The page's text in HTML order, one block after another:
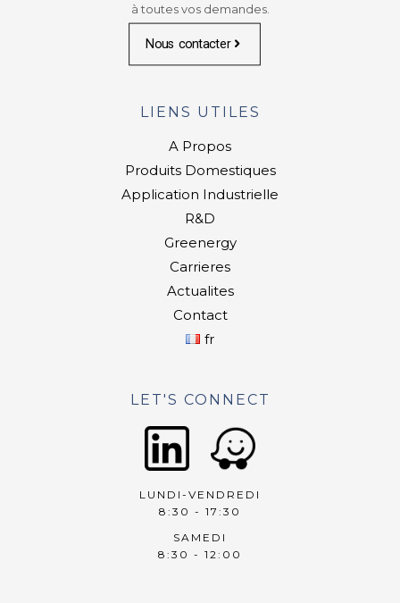
à toutes vos demandes.
Nous contacter
LIENS UTILES
A Propos
Produits Domestiques
Application Industrielle
R&D
Greenergy
Carrieres
Actualites
Contact
fr
LET'S CONNECT
LUNDI-VENDREDI
8:30 - 17:30
SAMEDI
8:30 - 12:00